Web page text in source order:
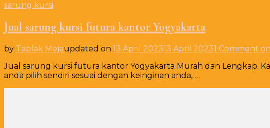
sarung kursi
Jual sarung kursi futura kantor Yogyakarta
by Taplak Mejaupdated on 13 April 202313 April 20231 Comment
Jual sarung kursi futura kantor Yogyakarta Murah dan Lengkap.
anda pilih sendiri sesuai dengan keinginan anda, …